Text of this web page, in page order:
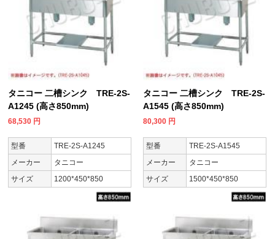
タニコー 二槽シンク TRE-2S-
A1245 (高さ850mm)
68,530 円
型番
TRE-2S-A1245
メーカー
タニコー
サイズ
1200*450*850
タニコー 二槽シンク TRE-2S-
A1545 (高さ850mm)
80,300 円
型番
TRE-2S-A1545
メーカー
タニコー
サイズ
1500*450*850